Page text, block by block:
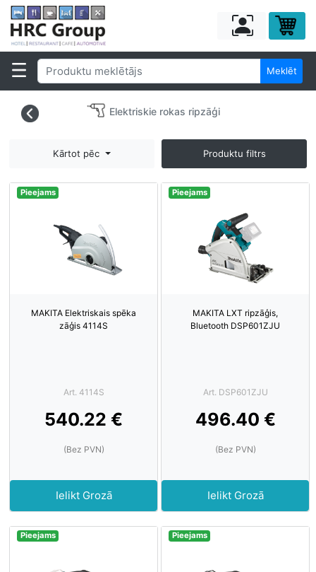
Meklēt
Elektriskie rokas ripzāģi
Kārtot pēc Produktu filtrs
Pieejams
MAKITA Elektriskais spēka
zāģis 4114S
Art. 4114S
540.22 €
(Bez PVN)
Ielikt Grozā
Pieejams
MAKITA LXT ripzāģis,
Bluetooth DSP601ZJU
Art. DSP601ZJU
496.40 €
(Bez PVN)
Ielikt Grozā
Pieejams Pieejams